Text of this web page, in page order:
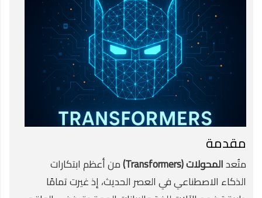
مقدمة
متُعدالمحولات (Transformers)
من أعظم ابتكارات
الذكاء الاصطناعي في العصر الحديث، إذ غيرت تمامًا